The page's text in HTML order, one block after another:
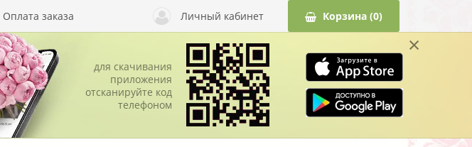
×
для скачивания
приложения
отсканируйте код
телефоном
Оплата заказа Личный кабинет Корзина(0)